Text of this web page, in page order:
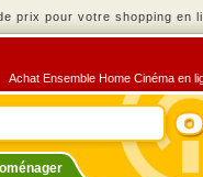
prix pour votre shopping en
Achat Ensemble Home Cinéma en